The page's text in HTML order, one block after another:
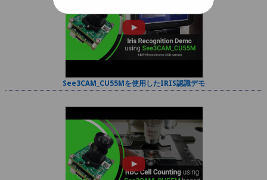
See3CAM_CU55Mを使用したIRIS認識デモ